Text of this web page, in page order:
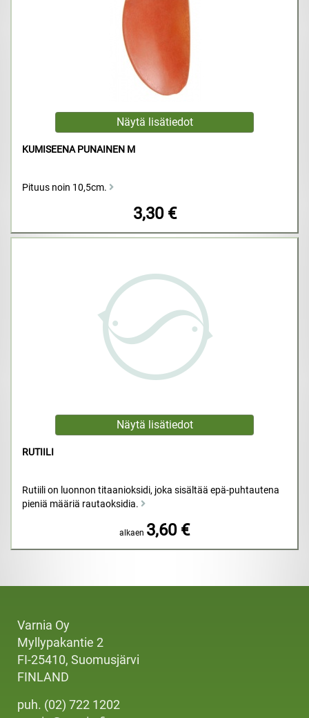
KUMISEENA PUNAINEN M
Pituus noin 10,5cm.
3,30 €
RUTIILI
Rutiili on luonnon titaanioksidi, joka sisältää epä-puhtautena
pieniä määriä rautaoksidia.
alkaen 3,60 €
Varnia Oy
Myllypakantie 2
FI-25410, Suomusjärvi
FINLAND
puh. (02) 722 1202